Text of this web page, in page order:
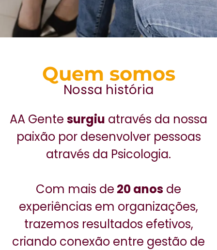
Quem somos
Nossa história
AA Gente surgiu através da nossa
paixão por desenvolver pessoas
através da Psicologia.
Com mais de 20 anos de
experiências em organizações,
trazemos resultados efetivos,
criando conexão entre gestão de